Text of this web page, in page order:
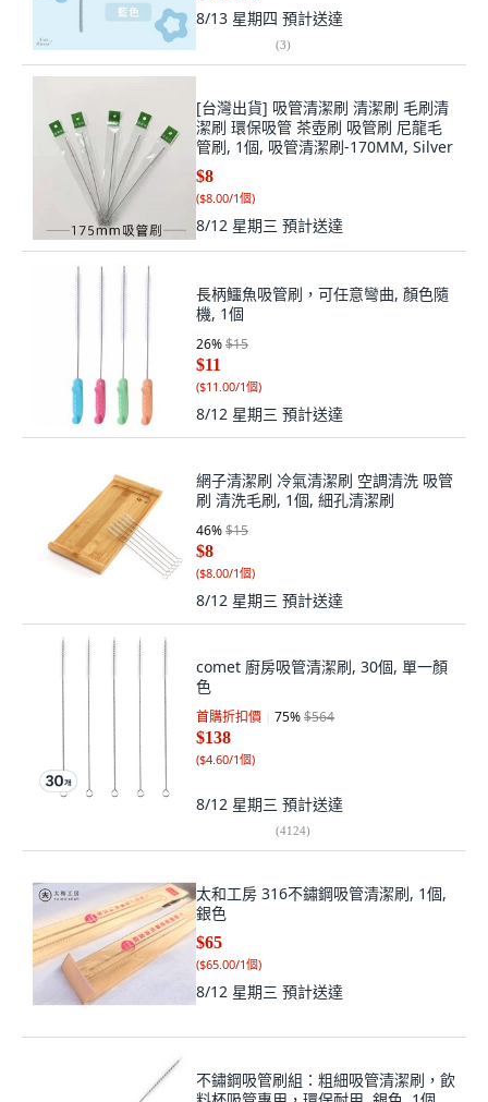
8/13 星期四 預計送達
(3)
[台灣出貨] 吸管清潔刷 清潔刷 毛刷清
潔刷 環保吸管 茶壺刷 吸管刷 尼龍毛
管刷, 1個, 吸管清潔刷-170MM, Silver
$8
($8.00/1個)
8/12 星期三 預計送達
長柄鱷魚吸管刷，可任意彎曲, 顏色隨
機, 1個
26%$15
$11
($11.00/1個)
8/12 星期三 預計送達
網子清潔刷 冷氣清潔刷 空調清洗 吸管
刷 清洗毛刷, 1個, 細孔清潔刷
46%$15
$8
($8.00/1個)
8/12 星期三 預計送達
comet 廚房吸管清潔刷, 30個, 單一顏
色
首購折扣價 75%$564
$138
($4.60/1個)
8/12 星期三 預計送達
(4124)
太和工房 316不鏽鋼吸管清潔刷, 1個,
銀色
$65
($65.00/1個)
8/12 星期三 預計送達
不鏽鋼吸管刷組：粗細吸管清潔刷，飲